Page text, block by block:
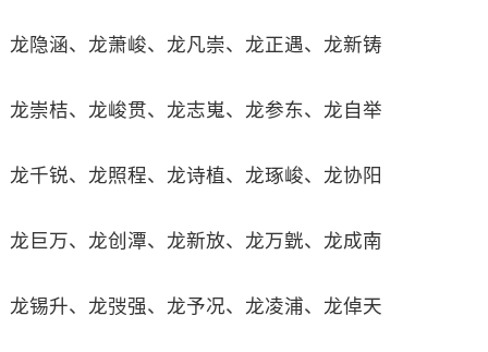
龙隐涵、龙萧峻、龙凡崇、龙正遇、龙新铸
龙崇桔、龙峻贯、龙志嵬、龙参东、龙自举
龙千锐、龙照程、龙诗植、龙琢峻、龙协阳
龙巨万、龙创潭、龙新放、龙万皝、龙成南
龙锡升、龙弢强、龙予况、龙凌浦、龙倬天